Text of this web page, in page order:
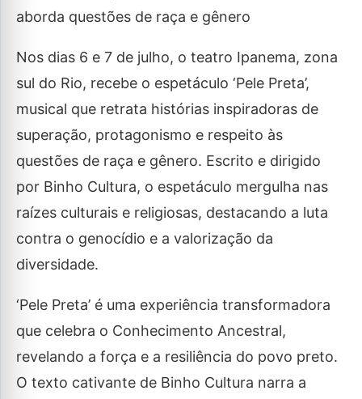
aborda questões de raça e gênero
Nos dias 6 e 7 de julho, o teatro Ipanema, zona
sul do Rio, recebe o espetáculo ‘Pele Preta’,
musical que retrata histórias inspiradoras de
superação, protagonismo e respeito às
questões de raça e gênero. Escrito e dirigido
por Binho Cultura, o espetáculo mergulha nas
raízes culturais e religiosas, destacando a luta
contra o genocídio e a valorização da
diversidade.
‘Pele Preta’ é uma experiência transformadora
que celebra o Conhecimento Ancestral,
revelando a força e a resiliência do povo preto.
O texto cativante de Binho Cultura narra a